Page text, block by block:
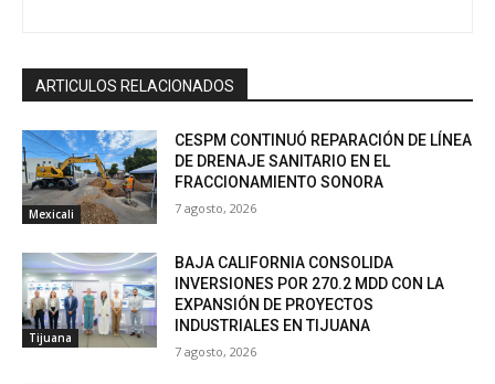
ARTICULOS RELACIONADOS
Mexicali
CESPM CONTINUÓ REPARACIÓN DE LÍNEA
DE DRENAJE SANITARIO EN EL
FRACCIONAMIENTO SONORA
7 agosto, 2026
Tijuana
BAJA CALIFORNIA CONSOLIDA
INVERSIONES POR 270.2 MDD CON LA
EXPANSIÓN DE PROYECTOS
INDUSTRIALES EN TIJUANA
7 agosto, 2026